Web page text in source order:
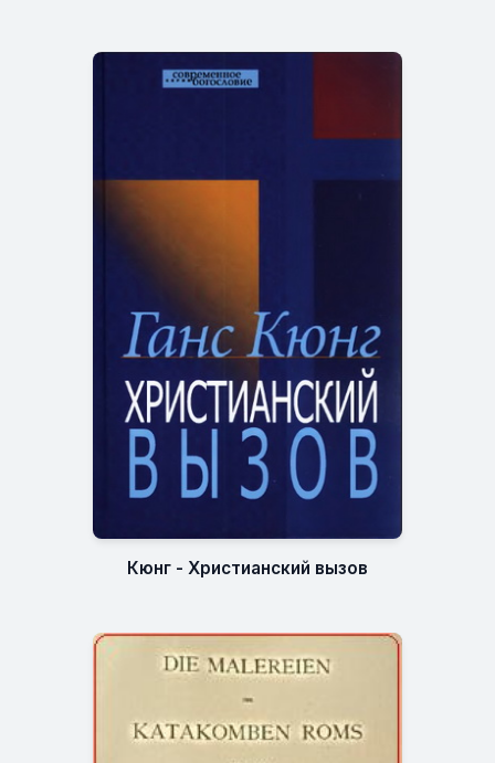
Кюнг - Христианский вызов